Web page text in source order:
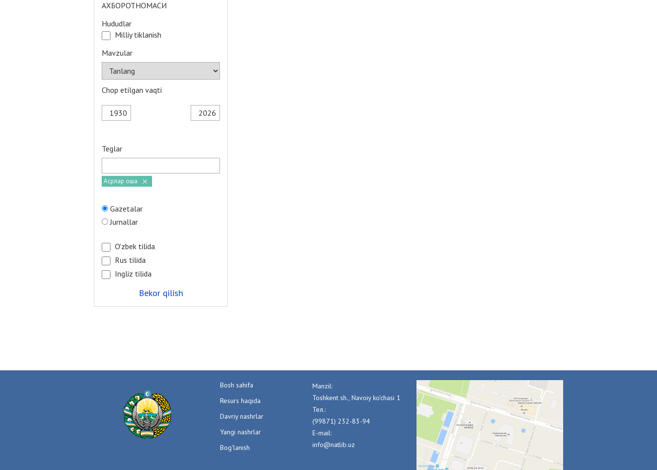
АХБОРОТНОМАСИ
Hududlar
Milliy tiklanish
Mavzular
Chop etilgan vaqti
Teglar
Асрлар оша
Gazetalar
Jurnallar
O'zbek tilida
Rus tilida
Ingliz tilida
Bekor qilish
Bosh sahifa
Resurs haqida
Davriy nashrlar
Yangi nashrlar
Bog'lanish
Manzil:
Toshkent sh., Navoiy ko'chasi 1
Тел.:
(99871) 232-83-94
E-mail:
info@natlib.uz